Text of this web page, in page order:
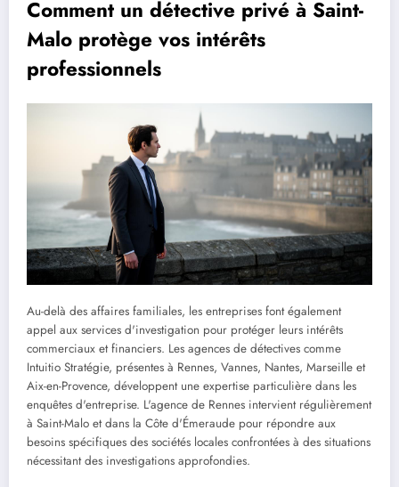
Comment un détective privé à Saint-
Malo protège vos intérêts
professionnels
Au-delà des affaires familiales, les entreprises font également
appel aux services d'investigation pour protéger leurs intérêts
commerciaux et financiers. Les agences de détectives comme
Intuitio Stratégie, présentes à Rennes, Vannes, Nantes, Marseille et
Aix-en-Provence, développent une expertise particulière dans les
enquêtes d'entreprise. L'agence de Rennes intervient régulièrement
à Saint-Malo et dans la Côte d'Émeraude pour répondre aux
besoins spécifiques des sociétés locales confrontées à des situations
nécessitant des investigations approfondies.